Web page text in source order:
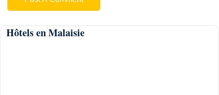
Hôtels en Malaisie